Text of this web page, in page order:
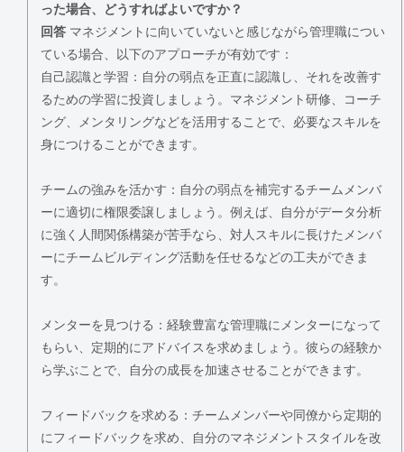
った場合、どうすればよいですか？
回答 マネジメントに向いていないと感じながら管理職につい
ている場合、以下のアプローチが有効です：
自己認識と学習：自分の弱点を正直に認識し、それを改善す
るための学習に投資しましょう。マネジメント研修、コーチ
ング、メンタリングなどを活用することで、必要なスキルを
身につけることができます。
チームの強みを活かす：自分の弱点を補完するチームメンバ
ーに適切に権限委譲しましょう。例えば、自分がデータ分析
に強く人間関係構築が苦手なら、対人スキルに長けたメンバ
ーにチームビルディング活動を任せるなどの工夫ができま
す。
メンターを見つける：経験豊富な管理職にメンターになって
もらい、定期的にアドバイスを求めましょう。彼らの経験か
ら学ぶことで、自分の成長を加速させることができます。
フィードバックを求める：チームメンバーや同僚から定期的
にフィードバックを求め、自分のマネジメントスタイルを改